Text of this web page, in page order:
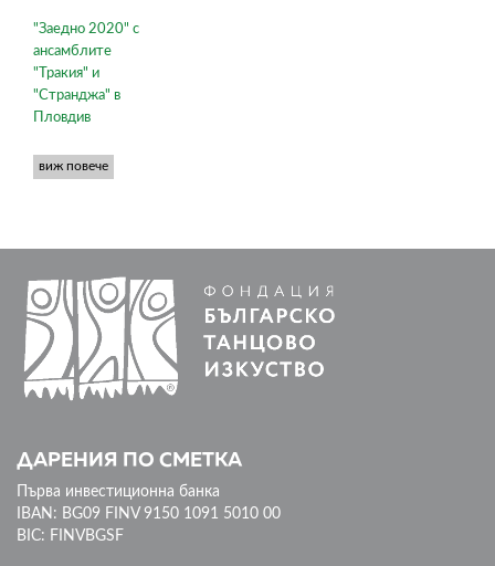
"Заедно 2020" с
ансамблите
"Тракия" и
"Странджа" в
Пловдив
виж повече
ДАРЕНИЯ ПО СМЕТКА
Първа инвестиционна банка
IBAN: BG09 FINV 9150 1091 5010 00
BIC: FINVBGSF